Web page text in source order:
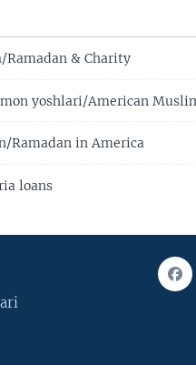
Ramadan & Charity
yoshlari/American
Ramadan in America
loans